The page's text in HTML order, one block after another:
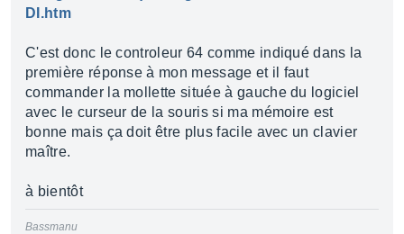
DI.htm
C'est donc le controleur 64 comme indiqué dans la
première réponse à mon message et il faut
commander la mollette située à gauche du logiciel
avec le curseur de la souris si ma mémoire est
bonne mais ça doit être plus facile avec un clavier
maître.
à bientôt
Bassmanu